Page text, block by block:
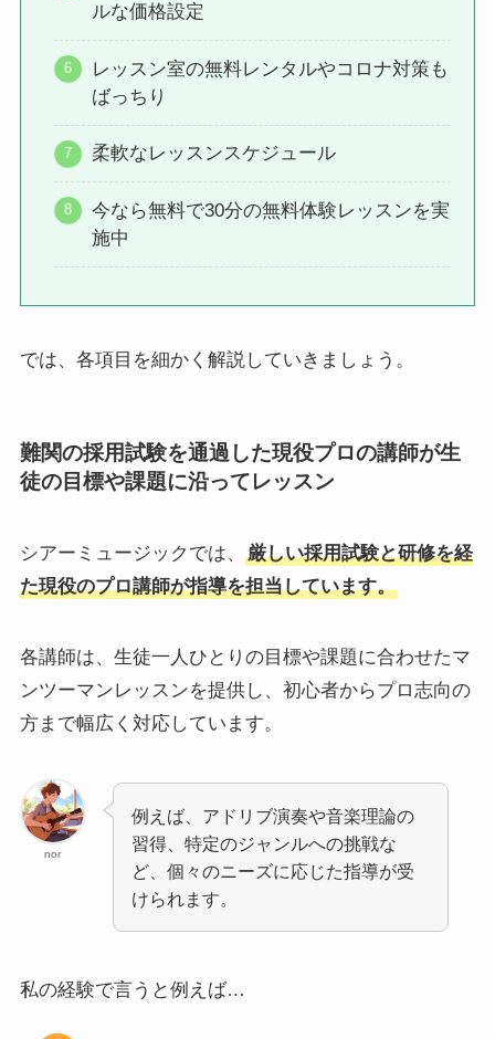
ルな価格設定
レッスン室の無料レンタルやコロナ対策も
ばっちり
柔軟なレッスンスケジュール
今なら無料で30分の無料体験レッスンを実
施中
では、各項目を細かく解説していきましょう。
難関の採用試験を通過した現役プロの講師が生
徒の目標や課題に沿ってレッスン
シアーミュージックでは、
厳しい採用試験と研修を経
た現役のプロ講師が指導を担当しています。
各講師は、生徒一人ひとりの目標や課題に合わせたマ
ンツーマンレッスンを提供し、初心者からプロ志向の
方まで幅広く対応しています。
nor
例えば、アドリブ演奏や音楽理論の
習得、特定のジャンルへの挑戦な
ど、個々のニーズに応じた指導が受
けられます。
私の経験で言うと例えば…